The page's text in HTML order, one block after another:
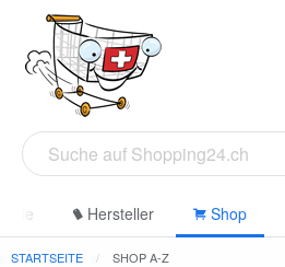
Hersteller Shop
STARTSEITE SHOP A-Z